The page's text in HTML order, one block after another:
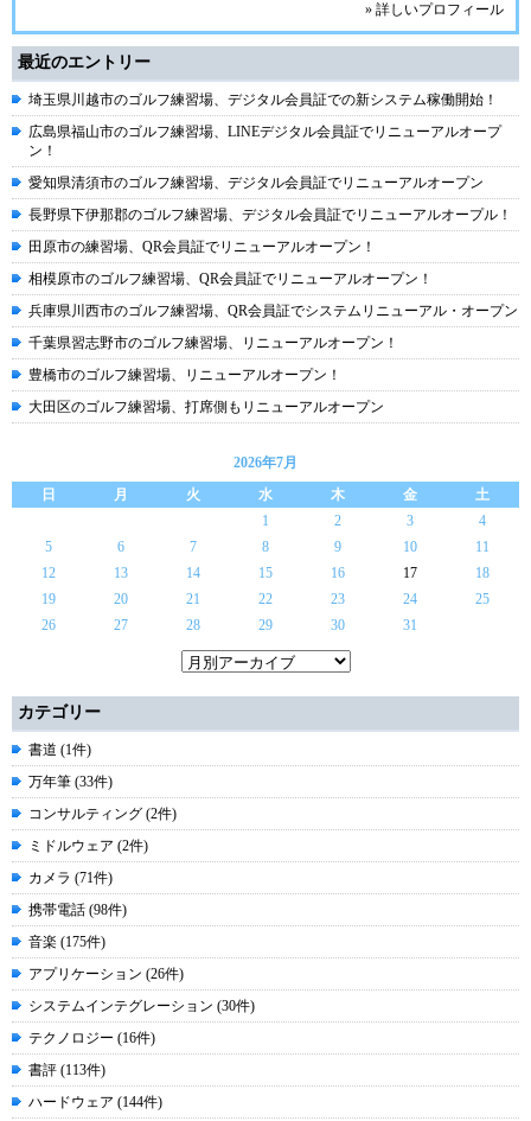
» 詳しいプロフィール
最近のエントリー
埼玉県川越市のゴルフ練習場、デジタル会員証での新システム稼働開始！
広島県福山市のゴルフ練習場、LINEデジタル会員証でリニューアルオープ
ン！
愛知県清須市のゴルフ練習場、デジタル会員証でリニューアルオープン
長野県下伊那郡のゴルフ練習場、デジタル会員証でリニューアルオープル！
田原市の練習場、QR会員証でリニューアルオープン！
相模原市のゴルフ練習場、QR会員証でリニューアルオープン！
兵庫県川西市のゴルフ練習場、QR会員証でシステムリニューアル・オープン
千葉県習志野市のゴルフ練習場、リニューアルオープン！
豊橋市のゴルフ練習場、リニューアルオープン！
大田区のゴルフ練習場、打席側もリニューアルオープン
2026年7月
日
月 火 水 木 金
土
1
2 3
4
5
6 7 8 9 10
11
12
13 14 15 16 17
18
19
20 21 22 23 24
25
26
27 28 29 30 31
カテゴリー
書道 (1件)
万年筆 (33件)
コンサルティング (2件)
ミドルウェア (2件)
カメラ (71件)
携帯電話 (98件)
音楽 (175件)
アプリケーション (26件)
システムインテグレーション (30件)
テクノロジー (16件)
書評 (113件)
ハードウェア (144件)